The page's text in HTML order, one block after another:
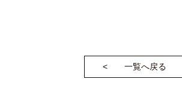
一覧へ戻る